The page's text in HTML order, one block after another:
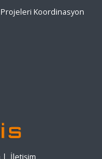
Koordinasyon
| İletişim